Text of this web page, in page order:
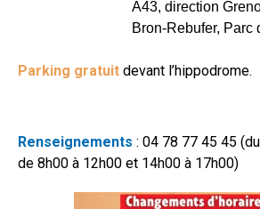
A43, direction
Bron-Rebufer, Parc
Parking gratuit devant l’hippodrome.
Renseignements : 04 78 77 45 45
de 8h00 à 12h00 et 14h00 à 17h00)